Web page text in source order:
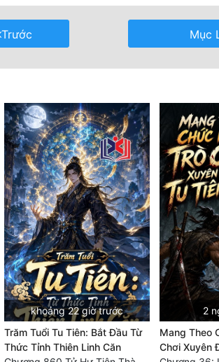
Trước Mục
khoảng 22 giờ trước
Trăm Tuổi Tu Tiên: Bắt Đầu Từ
Thức Tỉnh Thiên Linh Căn
2
Mang Theo
Chơi Xuyên